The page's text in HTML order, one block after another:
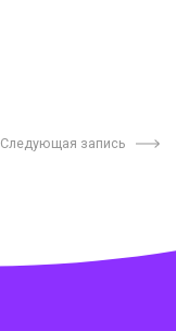
Следующая запись